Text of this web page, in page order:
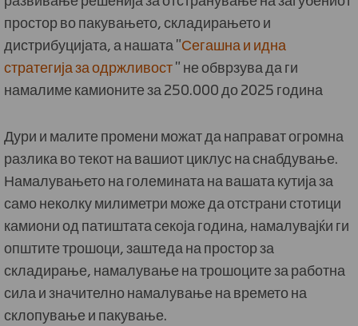
простор во пакувањето, складирањето и
дистрибуцијата, а нашата "Сегашна и идна
стратегија за одржливост" не обврзува да ги
намалиме камионите за 250.000 до 2025 година
Дури и малите промени можат да направат огромна
разлика во текот на вашиот циклус на снабдување.
Намалувањето на големината на вашата кутија за
само неколку милиметри може да отстрани стотици
камиони од патиштата секоја година, намалувајќи ги
општите трошоци, заштеда на простор за
складирање, намалување на трошоците за работна
сила и значително намалување на времето на
склопување и пакување.